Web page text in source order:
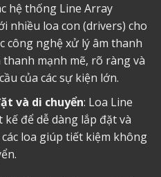
hệ thống Line Array
nhiều loa con (drivers) cho
công nghệ xử lý âm thanh
mạnh mẽ, rõ ràng và
của các sự kiện lớn.
và di chuyển: Loa Line
để dễ dàng lắp đặt và
loa giúp tiết kiệm không